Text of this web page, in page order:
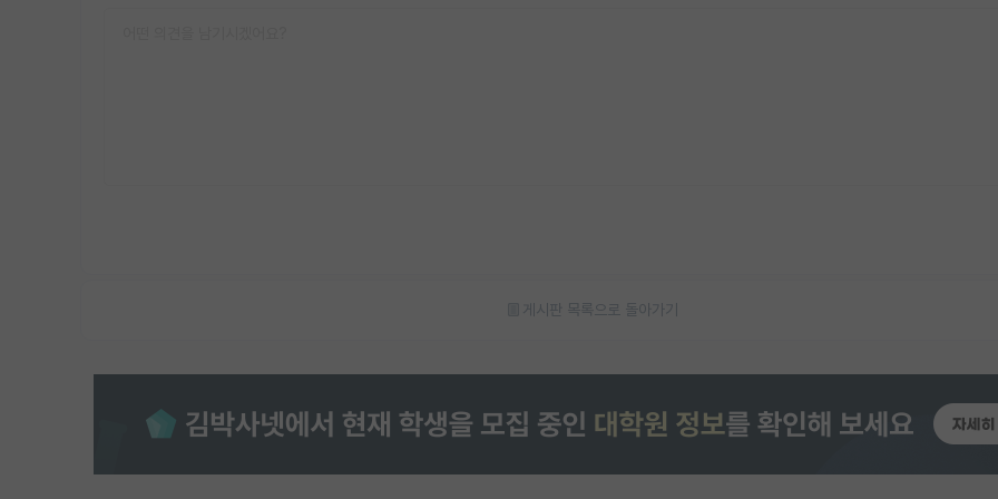
게시판 목록으로 돌아가기